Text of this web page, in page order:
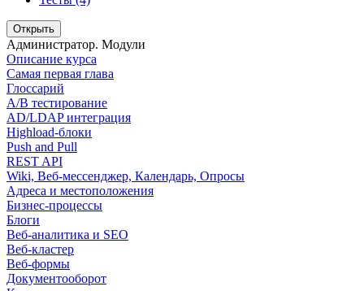
Открыть
Администратор. Модули
Описание курса
Самая первая глава
Глоссарий
A/B тестирование
AD/LDAP интеграция
Highload-блоки
Push and Pull
REST API
Wiki, Веб-мессенджер, Календарь, Опросы
Адреса и местоположения
Бизнес-процессы
Блоги
Веб-аналитика и SEO
Веб-кластер
Веб-формы
Документооборот